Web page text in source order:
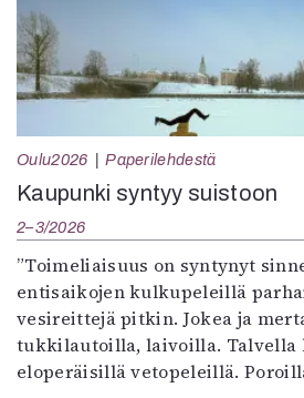
Oulu2026 Paperilehdestä
Kaupunki syntyy suistoon
2–3/2026
”Toimeliaisuus on syntynyt
entisaikojen kulkupeleillä
vesireittejä pitkin. Jokea ja
tukkilautoilla, laivoilla. Talvella
eloperäisillä vetopeleillä.